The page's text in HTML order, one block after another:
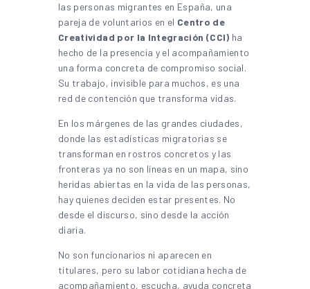
las personas migrantes en España, una
pareja de voluntarios en el Centro de
Creatividad por la Integración (CCI) ha
hecho de la presencia y el acompañamiento
una forma concreta de compromiso social.
Su trabajo, invisible para muchos, es una
red de contención que transforma vidas.
En los márgenes de las grandes ciudades,
donde las estadísticas migratorias se
transforman en rostros concretos y las
fronteras ya no son líneas en un mapa, sino
heridas abiertas en la vida de las personas,
hay quienes deciden estar presentes. No
desde el discurso, sino desde la acción
diaria.
No son funcionarios ni aparecen en
titulares, pero su labor cotidiana hecha de
acompañamiento, escucha, ayuda concreta